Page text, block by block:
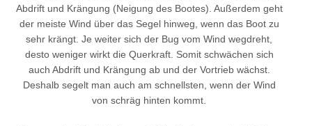
Abdrift und Krängung (Neigung des Bootes). Außerdem geht
der meiste Wind über das Segel hinweg, wenn das Boot zu
sehr krängt. Je weiter sich der Bug vom Wind wegdreht,
desto weniger wirkt die Querkraft. Somit schwächen sich
auch Abdrift und Krängung ab und der Vortrieb wächst.
Deshalb segelt man auch am schnellsten, wenn der Wind
von schräg hinten kommt.